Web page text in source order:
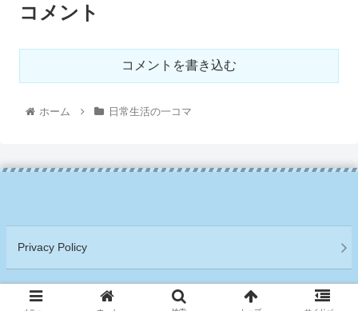
コメント
コメントを書き込む
ホーム 日常生活の一コマ
Privacy Policy
Copyright © 2021 アメリカ移住サバイバル日記 All Rights Reserved.